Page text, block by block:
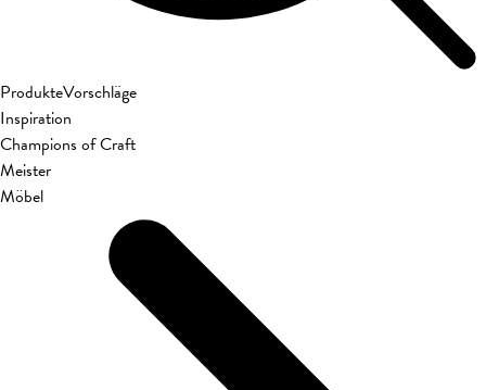
ProdukteVorschläge
Inspiration
Champions of Craft
Meister
Möbel